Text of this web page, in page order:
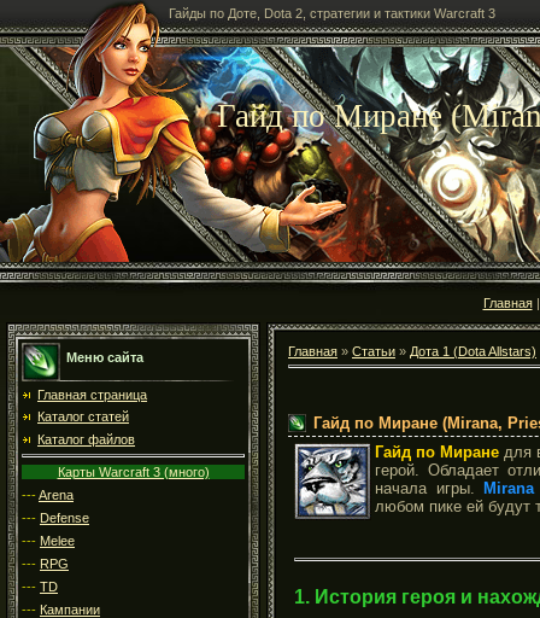
Гайды по Доте, Dota 2, стратегии и тактики Warcraft 3
Гайд по Миране
Главная
Меню сайта
Главная страница
Каталог статей
Каталог файлов
Карты Warcraft 3 (много)
---Arena
--- Defense
--- Melee
--- RPG
--- TD
--- Кампании
Главная » Статьи » Дота 1 (Dota Allstars)
Гайд по Миране (Mirana,
Гайд по Миране для
герой. Обладает
начала игры.Mirana
любом пике ей будут
1. История героя и